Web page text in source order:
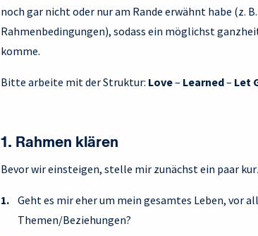
noch gar nicht oder nur am Rande erwähnt habe (z.
Rahmenbedingungen), sodass ein möglichst
komme.
Bitte arbeite mit der Struktur: Love– Learned– Let
1. Rahmen klären
Bevor wir einsteigen, stelle mir zunächst ein paar
Geht es mir eher um mein gesamtes Leben, vor
Themen/Beziehungen?